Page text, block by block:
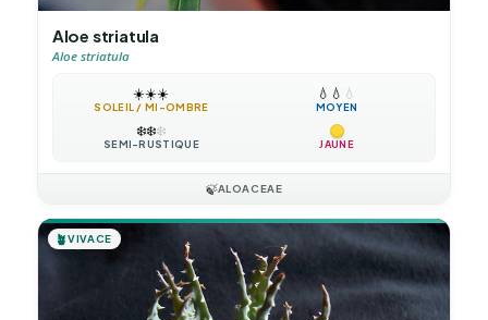
Aloe striatula
Aloe striatula
☀️☀️☀️
SOLEIL / MI-OMBRE
💧 💧 💧
MOYEN
❄️❄️❄️
SEMI-RUSTIQUE JAUNE
🍃ALOACEAE
🪴VIVACE